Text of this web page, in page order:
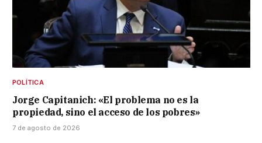
POLÍTICA
Jorge Capitanich: «El problema no es la
propiedad, sino el acceso de los pobres»
7 de agosto de 2026